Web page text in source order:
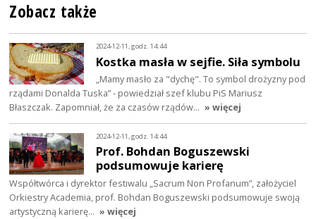
Zobacz także
2024-12-11, godz. 14:44
Kostka masła w sejfie. Siła symbolu
„Mamy masło za "dychę". To symbol drożyzny pod
rządami Donalda Tuska” - powiedział szef klubu PiS Mariusz
Błaszczak. Zapomniał, że za czasów rządów… » więcej
2024-12-11, godz. 14:44
Prof. Bohdan Boguszewski
podsumowuje karierę
Współtwórca i dyrektor festiwalu „Sacrum Non Profanum”, założyciel
Orkiestry Academia, prof. Bohdan Boguszewski podsumowuje swoją
artystyczną karierę… » więcej